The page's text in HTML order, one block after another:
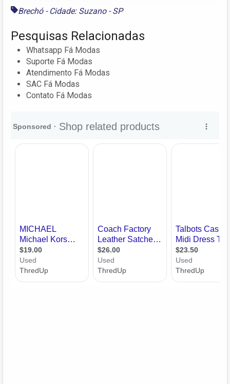
Brechó - Cidade: Suzano - SP
Pesquisas Relacionadas
Whatsapp Fá Modas
Suporte Fá Modas
Atendimento Fá Modas
SAC Fá Modas
Contato Fá Modas